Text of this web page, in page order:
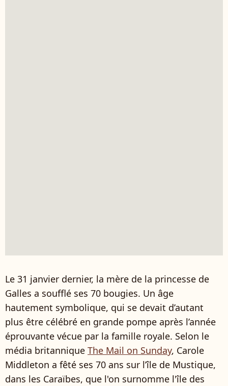
Le 31 janvier dernier, la mère de la princesse de
Galles a soufflé ses 70 bougies. Un âge
hautement symbolique, qui se devait d’autant
plus être célébré en grande pompe après l’année
éprouvante vécue par la famille royale. Selon le
média britannique The Mail on Sunday, Carole
Middleton a fêté ses 70 ans sur l’île de Mustique,
dans les Caraïbes, que l'on surnomme l'île des